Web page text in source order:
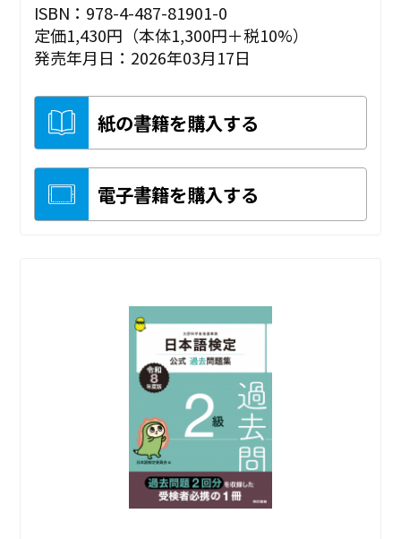
ISBN：978-4-487-81901-0
定価1,430円（本体1,300円＋税10%）
発売年月日：2026年03月17日
紙の書籍を購入する
電子書籍を購入する